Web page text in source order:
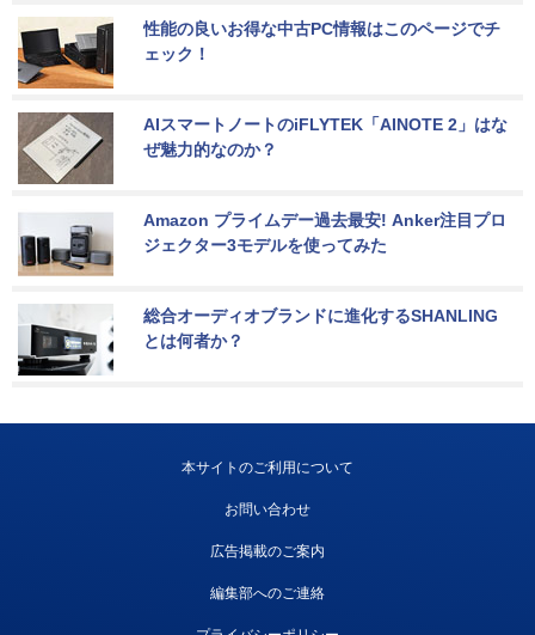
性能の良いお得な中古PC情報はこのページでチ
ェック！
AIスマートノートのiFLYTEK「AINOTE 2」はな
ぜ魅力的なのか？
Amazon プライムデー過去最安! Anker注目プロ
ジェクター3モデルを使ってみた
総合オーディオブランドに進化するSHANLING
とは何者か？
本サイトのご利用について
お問い合わせ
広告掲載のご案内
編集部へのご連絡